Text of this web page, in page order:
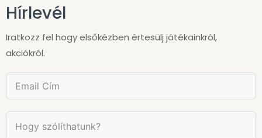
Hírlevél
Iratkozz fel hogy elsőkézben értesülj játékainkról,
akciókról.